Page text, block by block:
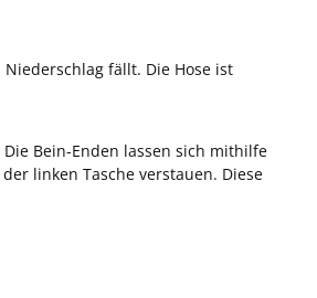
fällt. Die Hose ist
Bein-Enden lassen sich mithilfe
linken Tasche verstauen. Diese